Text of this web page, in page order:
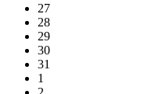
27
28
29
30
31
1